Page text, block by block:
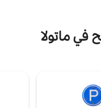
في ماتولا